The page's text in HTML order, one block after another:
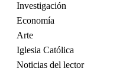
Investigación
Economía
Arte
Iglesia Católica
Noticias del lector